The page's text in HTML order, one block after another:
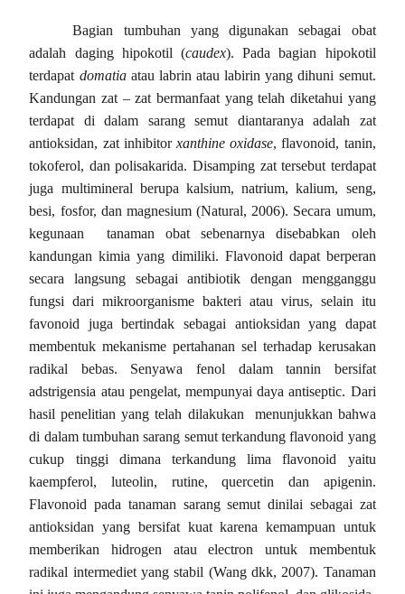
Bagian tumbuhan yang digunakan sebagai obat
adalah daging hipokotil (caudex). Pada bagian hipokotil
terdapat domatiaatau labrin atau labirin yang dihuni semut.
Kandungan zat – zat bermanfaat yang telah diketahui yang
terdapat di dalam sarang semut diantaranya adalah zat
antioksidan, zat inhibitor xanthine oxidase, flavonoid, tanin,
tokoferol, dan polisakarida. Disamping zat tersebut terdapat
juga multimineral berupa kalsium, natrium, kalium, seng,
besi, fosfor, dan magnesium (Natural, 2006). Secara umum,
kegunaan tanaman obat sebenarnya disebabkan oleh
kandungan kimia yang dimiliki. Flavonoid dapat berperan
secara langsung sebagai antibiotik dengan mengganggu
fungsi dari mikroorganisme bakteri atau virus, selain itu
favonoid juga bertindak sebagai antioksidan yang dapat
membentuk mekanisme pertahanan sel terhadap kerusakan
radikal bebas. Senyawa fenol dalam tannin bersifat
adstrigensia atau pengelat, mempunyai daya antiseptic. Dari
hasil penelitian yang telah dilakukan menunjukkan bahwa
di dalam tumbuhan sarang semut terkandung flavonoid yang
cukup tinggi dimana terkandung lima flavonoid yaitu
kaempferol, luteolin, rutine, quercetin dan apigenin.
Flavonoid pada tanaman sarang semut dinilai sebagai zat
antioksidan yang bersifat kuat karena kemampuan untuk
memberikan hidrogen atau electron untuk membentuk
radikal intermediet yang stabil (Wang dkk, 2007). Tanaman